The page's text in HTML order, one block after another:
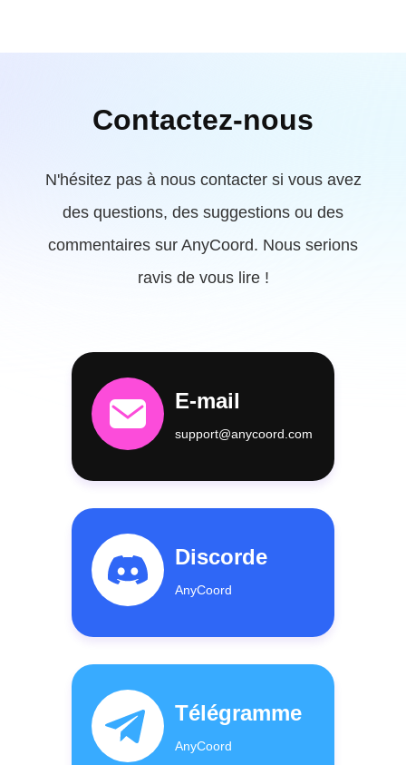
Contactez-nous
N'hésitez pas à nous contacter si vous avez
des questions, des suggestions ou des
commentaires sur AnyCoord. Nous serions
ravis de vous lire !
E-mail
support@anycoord.com
Discorde
AnyCoord
Télégramme
AnyCoord